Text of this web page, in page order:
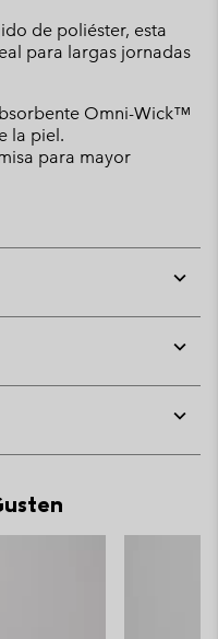
de poliéster, esta
para largas jornadas
Omni-Wick™
la piel.
para mayor
or
or
or